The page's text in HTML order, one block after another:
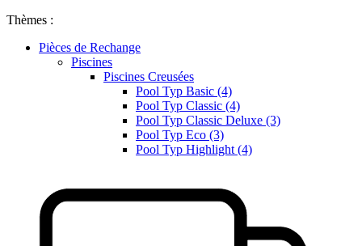
Thèmes :
Pièces de Rechange
Piscines
Piscines Creusées
Pool Typ Basic (4)
Pool Typ Classic (4)
Pool Typ Classic Deluxe (3)
Pool Typ Eco (3)
Pool Typ Highlight (4)